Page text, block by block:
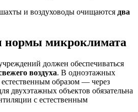
и воздуховоды очищаются два
нормы микроклимата
должен обеспечиваться
воздуха. В одноэтажных
естественным образом — через
двухэтажных объектов обязательна
с естественным